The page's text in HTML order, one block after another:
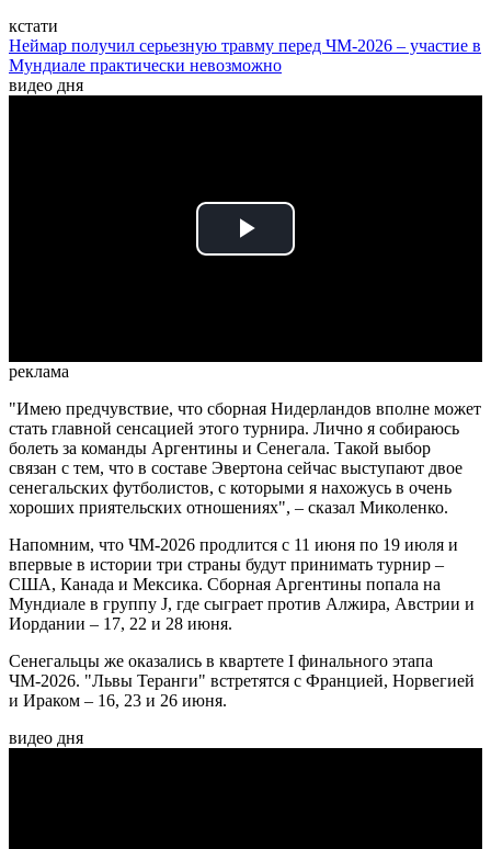
кстати
Неймар получил серьезную травму перед ЧМ-2026 – участие в
Мундиале практически невозможно
видео дня
Play
реклама
"Имею предчувствие, что сборная Нидерландов вполне может
стать главной сенсацией этого турнира. Лично я собираюсь
болеть за команды Аргентины и Сенегала. Такой выбор
связан с тем, что в составе Эвертона сейчас выступают двое
сенегальских футболистов, с которыми я нахожусь в очень
хороших приятельских отношениях", – сказал Миколенко.
Напомним, что ЧМ-2026 продлится с 11 июня по 19 июля и
впервые в истории три страны будут принимать турнир –
США, Канада и Мексика. Сборная Аргентины попала на
Мундиале в группу J, где сыграет против Алжира, Австрии и
Иордании – 17, 22 и 28 июня.
Сенегальцы же оказались в квартете I финального этапа
ЧМ-2026. "Львы Теранги" встретятся с Францией, Норвегией
и Ираком – 16, 23 и 26 июня.
видео дня